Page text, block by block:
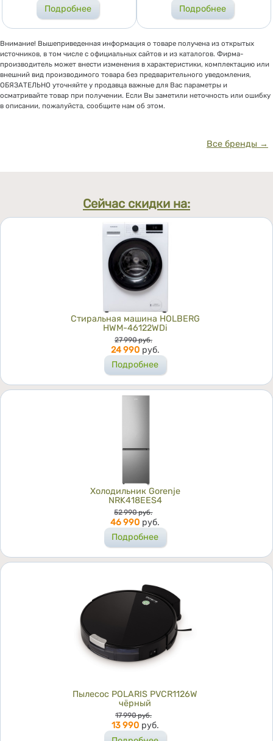
Подробнее
Подробнее
Внимание! Вышеприведенная информация о товаре получена из открытых
источников, в том числе с официальных сайтов и из каталогов. Фирма-
производитель может внести изменения в характеристики, комплектацию или
внешний вид производимого товара без предварительного уведомления,
ОБЯЗАТЕЛЬНО уточняйте у продавца важные для Вас параметры и
осматривайте товар при получении. Если Вы заметили неточность или ошибку
в описании, пожалуйста, сообщите нам об этом.
Все бренды →
Сейчас скидки на:
Стиральная машина HOLBERG
HWM-46122WDi
Цена
27 990 руб.
24 990 руб.
Подробнее
Холодильник Gorenje
NRK418EES4
Цена
52 990 руб.
46 990 руб.
Подробнее
Пылесос POLARIS PVCR1126W
чёрный
Цена
17 990 руб.
13 990 руб.